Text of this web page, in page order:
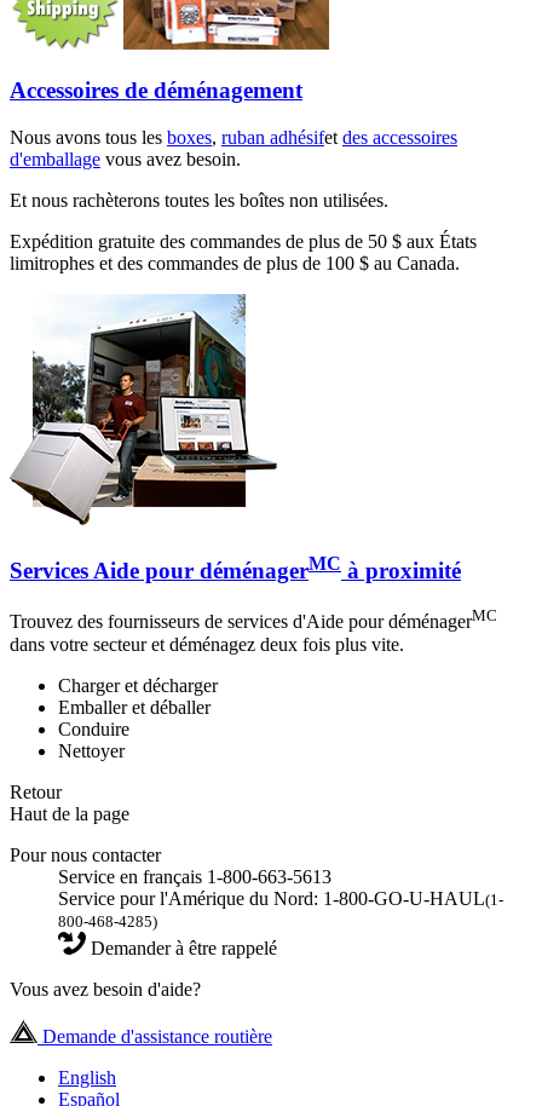
Accessoires de déménagement
Nous avons tous les boxes, ruban adhésifet des accessoires
d'emballage vous avez besoin.
Et nous rachèterons toutes les boîtes non utilisées.
Expédition gratuite des commandes de plus de 50 $ aux États
limitrophes et des commandes de plus de 100 $ au Canada.
Services Aide pour déménagerMC à proximité
Trouvez des fournisseurs de services d'Aide pour déménagerMC
dans votre secteur et déménagez deux fois plus vite.
Charger et décharger
Emballer et déballer
Conduire
Nettoyer
Retour
Haut de la page
Pour nous contacter
Service en français 1-800-663-5613
Service pour l'Amérique du Nord: 1-800-GO-U-HAUL(1-
800-468-4285)
Demander à être rappelé
Vous avez besoin d'aide?
Demande d'assistance routière
English
Español